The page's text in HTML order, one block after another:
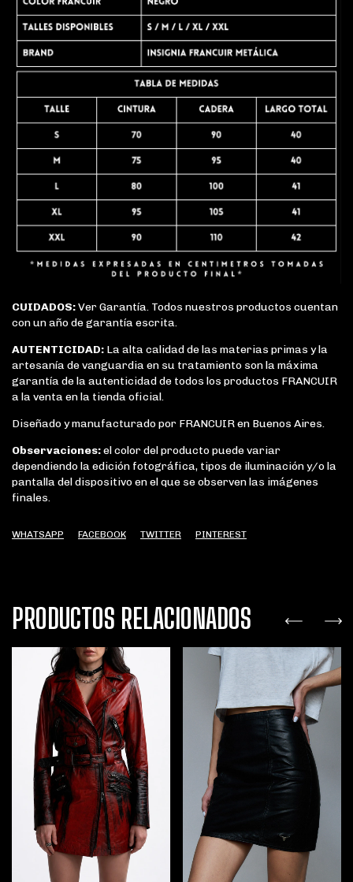
CUIDADOS:Ver Garantía. Todos nuestros productos cuentan
con un año de garantía escrita.
AUTENTICIDAD: La alta calidad de las materias primas y la
artesanía de vanguardia en su tratamiento son la máxima
garantía de la autenticidad de todos los productos FRANCUIR
a la venta en la tienda oficial.
Diseñado y manufacturado por FRANCUIR en Buenos Aires.
Observaciones:el color del producto puede variar
dependiendo la edición fotográfica, tipos de iluminación y/o la
pantalla del dispositivo en el que se observen las imágenes
finales.
WHATSAPP FACEBOOK TWITTER PINTEREST
PRODUCTOS RELACIONADOS